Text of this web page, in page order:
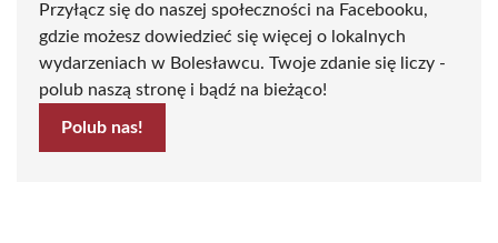
Przyłącz się do naszej społeczności na Facebooku,
gdzie możesz dowiedzieć się więcej o lokalnych
wydarzeniach w Bolesławcu. Twoje zdanie się liczy -
polub naszą stronę i bądź na bieżąco!
Polub nas!